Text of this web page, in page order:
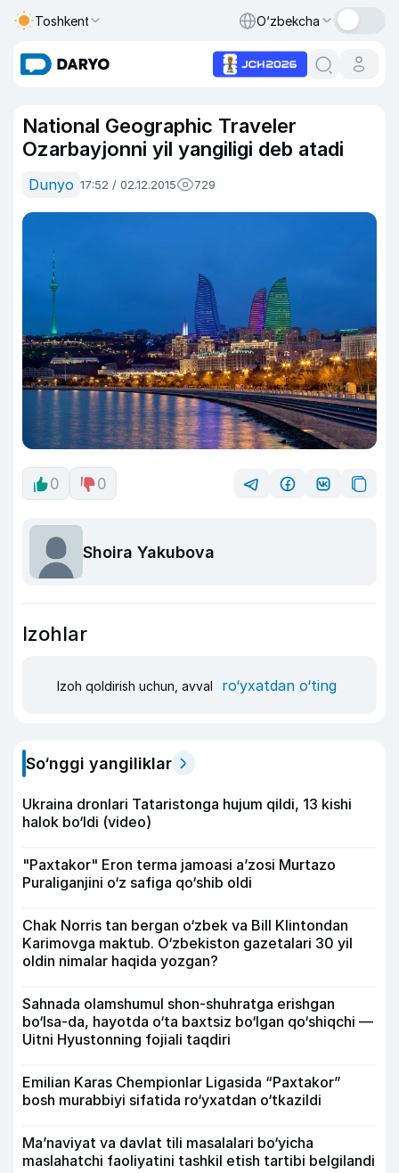
Toshkent O‘zbekcha
National Geographic Traveler
Ozarbayjonni yil yangiligi deb atadi
Dunyo 17:52 / 02.12.2015 729
0 0
Shoira Yakubova
Izohlar
Izoh qoldirish uchun, avval ro‘yxatdan o‘ting
So‘nggi yangiliklar
Ukraina dronlari Tataristonga hujum qildi, 13 kishi
halok bo‘ldi (video)
"Paxtakor" Eron terma jamoasi a’zosi Murtazo
Puraliganjini o‘z safiga qo‘shib oldi
Chak Norris tan bergan o‘zbek va Bill Klintondan
Karimovga maktub. O‘zbekiston gazetalari 30 yil
oldin nimalar haqida yozgan?
Sahnada olamshumul shon-shuhratga erishgan
bo‘lsa-da, hayotda o‘ta baxtsiz bo‘lgan qo‘shiqchi —
Uitni Hyustonning fojiali taqdiri
Emilian Karas Chempionlar Ligasida “Paxtakor”
bosh murabbiyi sifatida ro‘yxatdan o‘tkazildi
Ma’naviyat va davlat tili masalalari bo‘yicha
maslahatchi faoliyatini tashkil etish tartibi belgilandi